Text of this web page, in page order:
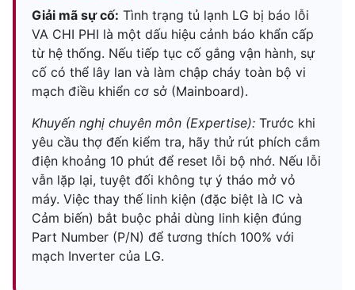
Giải mã sự cố: Tình trạng tủ lạnh LG bị báo lỗi
VA CHI PHI là một dấu hiệu cảnh báo khẩn cấp
từ hệ thống. Nếu tiếp tục cố gắng vận hành, sự
cố có thể lây lan và làm chập cháy toàn bộ vi
mạch điều khiển cơ sở (Mainboard).
Khuyến nghị chuyên môn (Expertise): Trước khi
yêu cầu thợ đến kiểm tra, hãy thử rút phích cắm
điện khoảng 10 phút để reset lỗi bộ nhớ. Nếu lỗi
vẫn lặp lại, tuyệt đối không tự ý tháo mở vỏ
máy. Việc thay thế linh kiện (đặc biệt là IC và
Cảm biến) bắt buộc phải dùng linh kiện đúng
Part Number (P/N) để tương thích 100% với
mạch Inverter của LG.